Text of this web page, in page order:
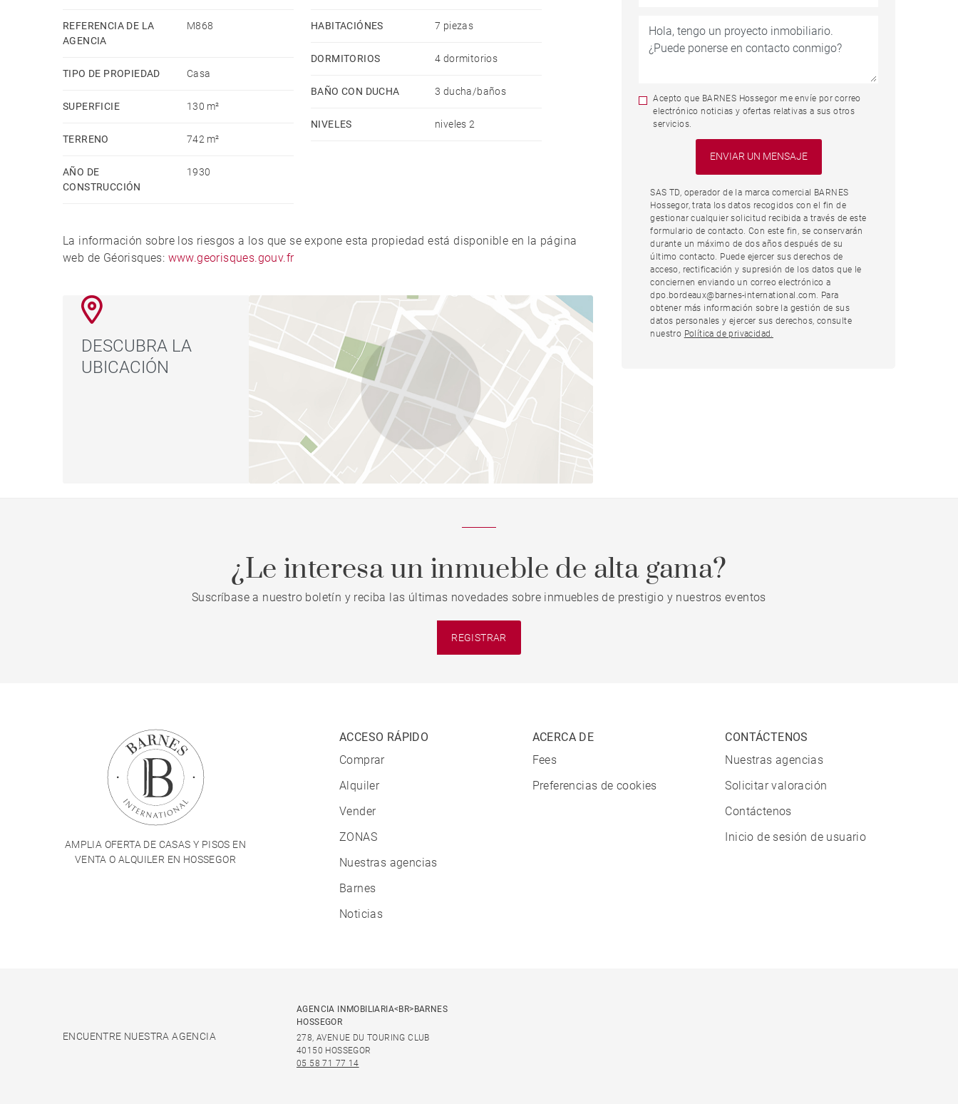
REFERENCIA DE LA
AGENCIA
M868
TIPO DE PROPIEDAD Casa
SUPERFICIE 130 m²
TERRENO 742 m²
AÑO DE
CONSTRUCCIÓN
1930
HABITACIÓNES 7 piezas
DORMITORIOS 4 dormitorios
BAÑO CON DUCHA 3 ducha/baños
NIVELES niveles 2
La información sobre los riesgos a los que se expone esta propiedad está disponible en la página
web de Géorisques: www.georisques.gouv.fr
DESCUBRA LA
UBICACIÓN
Acepto que BARNES Hossegor me envíe por correo
electrónico noticias y ofertas relativas a sus otros
servicios.
SAS TD, operador de la marca comercial BARNES
Hossegor, trata los datos recogidos con el fin de
gestionar cualquier solicitud recibida a través de este
formulario de contacto. Con este fin, se conservarán
durante un máximo de dos años después de su
último contacto. Puede ejercer sus derechos de
acceso, rectificación y supresión de los datos que le
conciernen enviando un correo electrónico a
dpo.bordeaux@barnes-international.com. Para
obtener más información sobre la gestión de sus
datos personales y ejercer sus derechos, consulte
nuestro Política de privacidad.
¿Le interesa un inmueble de alta gama?
Suscríbase a nuestro boletín y reciba las últimas novedades sobre inmuebles de prestigio y nuestros eventos
REGISTRAR
AMPLIA OFERTA DE CASAS Y PISOS EN
VENTA O ALQUILER EN HOSSEGOR
ACCESO RÁPIDO
Comprar
Alquiler
Vender
ZONAS
Nuestras agencias
Barnes
Noticias
ACERCA DE
Fees
Preferencias de cookies
CONTÁCTENOS
Nuestras agencias
Solicitar valoración
Contáctenos
Inicio de sesión de usuario
ENCUENTRE NUESTRA AGENCIA
AGENCIA INMOBILIARIA<BR>BARNES
HOSSEGOR
278, AVENUE DU TOURING CLUB
40150 HOSSEGOR
05 58 71 77 14